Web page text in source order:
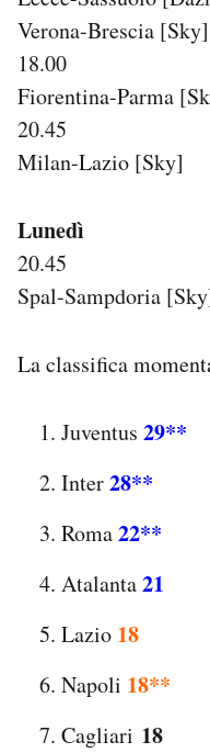
Verona-Brescia [Sky]
18.00
Fiorentina-Parma
20.45
Milan-Lazio [Sky]
Lunedì
20.45
Spal-Sampdoria
La classifica
Juventus 29**
Inter28**
Roma22**
Atalanta21
Lazio 18
Napoli 18**
Cagliari 18